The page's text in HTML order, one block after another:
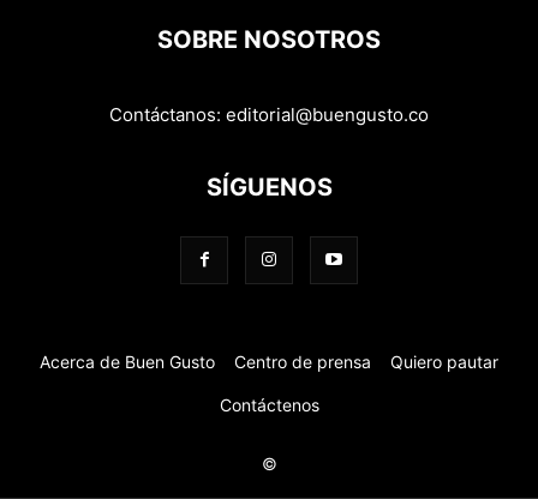
SOBRE NOSOTROS
Contáctanos: editorial@buengusto.co
SÍGUENOS
Acerca de Buen Gusto Centro de prensa Quiero pautar
Contáctenos
©